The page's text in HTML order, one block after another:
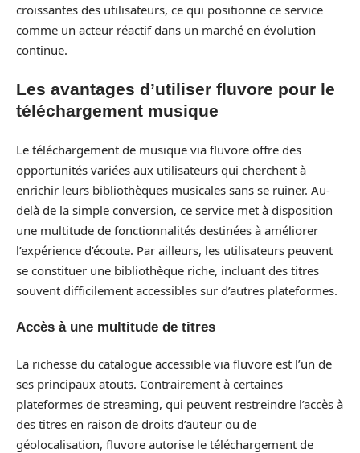
croissantes des utilisateurs, ce qui positionne ce service
comme un acteur réactif dans un marché en évolution
continue.
Les avantages d’utiliser fluvore pour le
téléchargement musique
Le téléchargement de musique via fluvore offre des
opportunités variées aux utilisateurs qui cherchent à
enrichir leurs bibliothèques musicales sans se ruiner. Au-
delà de la simple conversion, ce service met à disposition
une multitude de fonctionnalités destinées à améliorer
l’expérience d’écoute. Par ailleurs, les utilisateurs peuvent
se constituer une bibliothèque riche, incluant des titres
souvent difficilement accessibles sur d’autres plateformes.
Accès à une multitude de titres
La richesse du catalogue accessible via fluvore est l’un de
ses principaux atouts. Contrairement à certaines
plateformes de streaming, qui peuvent restreindre l’accès à
des titres en raison de droits d’auteur ou de
géolocalisation, fluvore autorise le téléchargement de